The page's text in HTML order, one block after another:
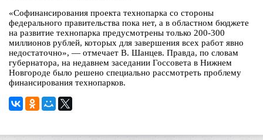
«Софинансирования проекта технопарка со стороны
федерального правительства пока нет, а в областном бюджете
на развитие технопарка предусмотрены только 200-300
миллионов рублей, которых для завершения всех работ явно
недостаточно», — отмечает В. Шанцев. Правда, по словам
губернатора, на недавнем заседании Госсовета в Нижнем
Новгороде было решено специально рассмотреть проблему
финансирования технопарков.